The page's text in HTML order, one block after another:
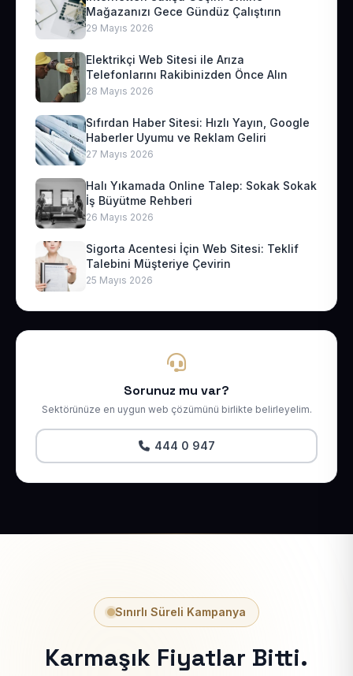
Mağazanızı Gece Gündüz Çalıştırın
29 Mayıs 2026
Elektrikçi Web Sitesi ile Arıza
Telefonlarını Rakibinizden Önce Alın
28 Mayıs 2026
Sıfırdan Haber Sitesi: Hızlı Yayın, Google
Haberler Uyumu ve Reklam Geliri
27 Mayıs 2026
Halı Yıkamada Online Talep: Sokak Sokak
İş Büyütme Rehberi
26 Mayıs 2026
Sigorta Acentesi İçin Web Sitesi: Teklif
Talebini Müşteriye Çevirin
25 Mayıs 2026
Sorunuz mu var?
Sektörünüze en uygun web çözümünü birlikte belirleyelim.
444 0 947
Sınırlı Süreli Kampanya
Karmaşık Fiyatlar Bitti.